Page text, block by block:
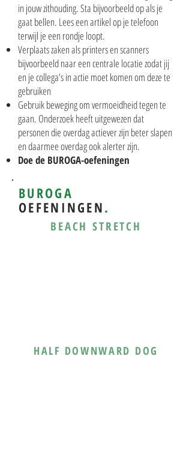
in jouw zithouding. Sta bijvoorbeeld op als je
gaat bellen. Lees een artikel op je telefoon
terwijl je een rondje loopt.
Verplaats zaken als printers en scanners
bijvoorbeeld naar een centrale locatie zodat jij
en je collega’s in actie moet komen om deze te
gebruiken
Gebruik beweging om vermoeidheid tegen te
gaan. Onderzoek heeft uitgewezen dat
personen die overdag actiever zijn beter slapen
en daarmee overdag ook alerter zijn.
Doe de BUROGA-oefeningen
BUROGA
OEFENINGEN.
BEACH STRETCH
HALF DOWNWARD DOG